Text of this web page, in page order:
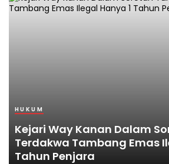
HUKUM
Kejari Way Kanan Dalam
Terdakwa Tambang Emas
Tahun Penjara